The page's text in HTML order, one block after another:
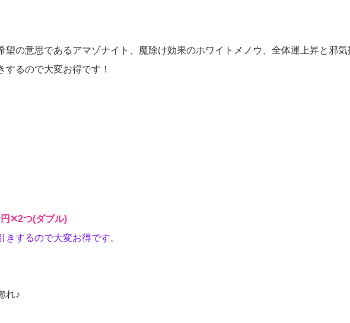
望の意思であるアマゾナイト、魔除け効果のホワイトメノウ、全体運上昇と邪気
するので大変お得です！
‪✕‬2つ(ダブル)
するので大変お得です。
れ♪